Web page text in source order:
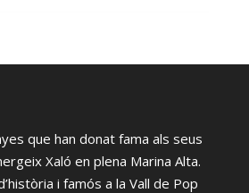
que han donat fama als seus
Xaló en plena Marina Alta.
i famós a la Vall de Pop